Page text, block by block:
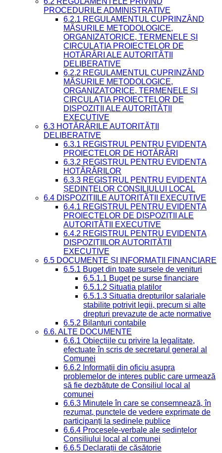
PROCEDURILE ADMINISTRATIVE
6.2.1 REGULAMENTUL CUPRINZÂND
MĂSURILE METODOLOGICE,
ORGANIZATORICE, TERMENELE ȘI
CIRCULAȚIA PROIECTELOR DE
HOTĂRÂRI ALE AUTORITĂȚII
DELIBERATIVE
6.2.2 REGULAMENTUL CUPRINZÂND
MĂSURILE METODOLOGICE,
ORGANIZATORICE, TERMENELE ȘI
CIRCULAȚIA PROIECTELOR DE
DISPOZIȚII ALE AUTORITĂȚII
EXECUTIVE
6.3 HOTĂRÂRILE AUTORITĂȚII
DELIBERATIVE
6.3.1 REGISTRUL PENTRU EVIDENȚA
PROIECTELOR DE HOTĂRÂRI
6.3.2 REGISTRUL PENTRU EVIDENȚA
HOTĂRÂRILOR
6.3.3 REGISTRUL PENTRU EVIDENȚA
ȘEDINȚELOR CONSILIULUI LOCAL
6.4 DISPOZIȚIILE AUTORITĂȚII EXECUTIVE
6.4.1 REGISTRUL PENTRU EVIDENȚA
PROIECTELOR DE DISPOZIȚII ALE
AUTORITĂȚII EXECUTIVE
6.4.2 REGISTRUL PENTRU EVIDENȚA
DISPOZIȚIILOR AUTORITĂȚII
EXECUTIVE
6.5 DOCUMENTE ȘI INFORMAȚII FINANCIARE
6.5.1 Buget din toate sursele de venituri
6.5.1.1 Buget pe surse financiare
6.5.1.2 Situatia platilor
6.5.1.3 Situatia drepturilor salariale
stabilite potrivit legii, precum si alte
drepturi prevazute de acte normative
6.5.2 Bilanturi contabile
6.6. ALTE DOCUMENTE
6.6.1 Obiecțiile cu privire la legalitate,
efectuate în scris de secretarul general al
Comunei
6.6.2 Informații din oficiu asupra
problemelor de interes public care urmează
să fie dezbătute de Consiliul local al
comunei
6.6.3 Minutele în care se consemnează, în
rezumat, punctele de vedere exprimate de
participanți la ședinele publice
6.6.4 Procesele-verbale ale ședințelor
Consiliului local al comunei
6.6.5 Declarații de căsătorie